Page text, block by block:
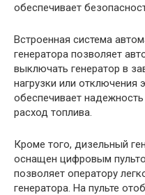
обеспечивает
Встроенная система
генератора позволяет
выключать генератор в
нагрузки или отключения
обеспечивает
расход топлива.
Кроме того, дизельный
оснащен цифровым
позволяет оператору
генератора. На пульте